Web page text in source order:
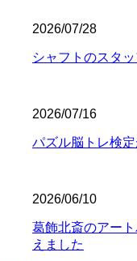
2026/07/28
シャフトのスタ
2026/07/16
パズル脳トレ検定
2026/06/10
葛飾北斎のアー
えました